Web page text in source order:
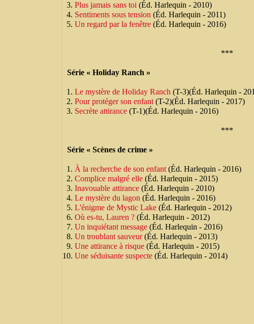
Plus jamais sans toi (Éd. Harlequin - 2010)
Sentiments sous tension (Éd. Harlequin - 2011)
Un regard par la fenêtre (Éd. Harlequin - 2016)
***
Série « Holiday Ranch »
Le mystère de Holiday Ranch (T-3)(Éd. Harlequin -
Pour protéger son enfant (T-2)(Éd. Harlequin - 2017)
Secrète attirance (T-1)(Éd. Harlequin - 2016)
***
Série « Scènes de crime »
À la recherche de son enfant (Éd. Harlequin - 2016)
Complice malgré elle (Éd. Harlequin - 2015)
Inavouable attirance (Éd. Harlequin - 2010)
Le mystère du lagon (Éd. Harlequin - 2016)
L'énigme de Mystic Lake (Éd. Harlequin - 2012)
Où es-tu, Lauren ? (Éd. Harlequin - 2012)
Un inquiétant message (Éd. Harlequin - 2016)
Un troublant sauveur(Éd. Harlequin - 2013)
Une attirance à risque (Éd. Harlequin - 2015)
Une séduisante suspecte (Éd. Harlequin - 2014)